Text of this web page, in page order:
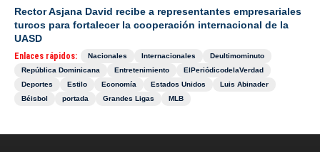
Rector Asjana David recibe a representantes empresariales
turcos para fortalecer la cooperación internacional de la
UASD
Enlaces rápidos: Nacionales Internacionales
Deultimominuto
República Dominicana
Entretenimiento
ElPeriódicodelaVerdad
Deportes
Estilo Economía Estados Unidos
Luis Abinader
Béisbol
portada Grandes Ligas MLB